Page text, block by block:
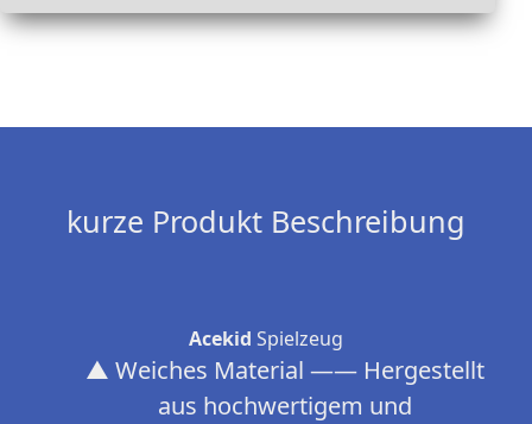
kurze Produkt Beschreibung
Acekid Spielzeug
▲ Weiches Material —— Hergestellt
aus hochwertigem und